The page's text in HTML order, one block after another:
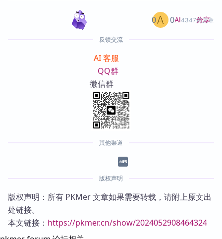
AI4347篇文章
0 0 分享
反馈交流
AI 客服
QQ群
微信群
其他渠道
版权声明
版权声明：所有 PKMer 文章如果需要转载，请附上原文出
处链接。
本文链接： https://pkmer.cn/show/2024052908464324